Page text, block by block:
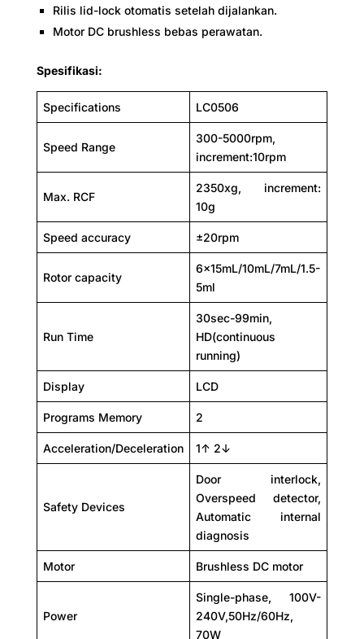
Rilis lid-lock otomatis setelah dijalankan.
Motor DC brushless bebas perawatan.
Spesifikasi:
Specifications LC0506
Speed Range
300-5000rpm,
increment:10rpm
Max. RCF
2350xg, increment:
10g
Speed accuracy ±20rpm
Rotor capacity
6x15mL/10mL/7mL/1.5-
5ml
Run Time
30sec-99min,
HD(continuous
running)
Display LCD
Programs Memory 2
Acceleration/Deceleration 1↑ 2↓
Safety Devices
Door interlock,
Overspeed detector,
Automatic internal
diagnosis
Motor Brushless DC motor
Power
Single-phase, 100V-
240V,50Hz/60Hz,
70W